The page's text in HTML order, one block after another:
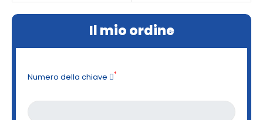
Il mio ordine
Numero della chiave *